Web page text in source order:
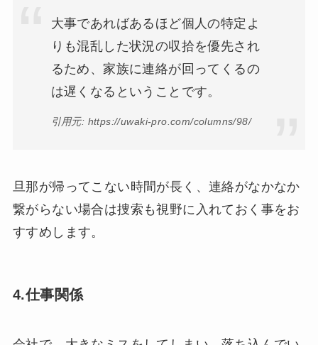
大事であればあるほど個人の特定よ
りも混乱した状況の収拾を優先され
るため、家族に連絡が回ってくるの
は遅くなるということです。
引用元: https://uwaki-pro.com/columns/98/
旦那が帰ってこない時間が長く、連絡がなかなか
繋がらない場合は捜索も視野に入れておく事をお
すすめします。
4.仕事関係